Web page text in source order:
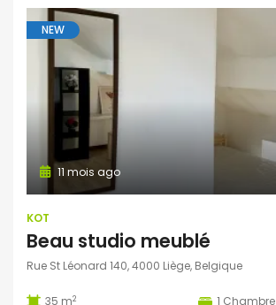
NEW
11 mois ago
KOT
Beau studio meublé
Rue St Léonard 140, 4000 Liège, Belgique
35 m2 1 Chambre